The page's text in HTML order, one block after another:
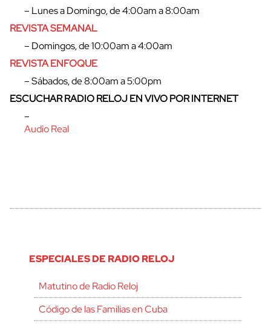
– Lunes a Domingo, de 4:00am a 8:00am
REVISTA SEMANAL
– Domingos, de 10:00am a 4:00am
REVISTA ENFOQUE
– Sábados, de 8:00am a 5:00pm
ESCUCHAR RADIO RELOJ EN VIVO POR INTERNET
–
Audio Real
ESPECIALES DE RADIO RELOJ
Matutino de Radio Reloj
Código de las Familias en Cuba